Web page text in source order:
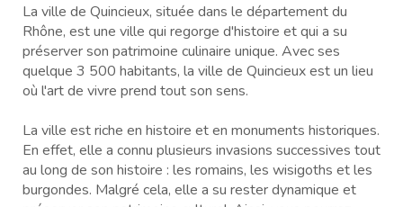
La ville de Quincieux, située dans le département du
Rhône, est une ville qui regorge d'histoire et qui a su
préserver son patrimoine culinaire unique. Avec ses
quelque 3 500 habitants, la ville de Quincieux est un lieu
où l'art de vivre prend tout son sens.
La ville est riche en histoire et en monuments historiques.
En effet, elle a connu plusieurs invasions successives tout
au long de son histoire : les romains, les wisigoths et les
burgondes. Malgré cela, elle a su rester dynamique et